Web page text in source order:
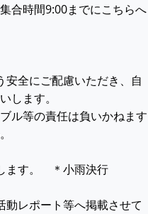
合時間9:00までにこちらへ
安全にご配慮いただき、自
します。
ル等の責任は負いかねます
ます。 ＊小雨決行
レポート等へ掲載させて